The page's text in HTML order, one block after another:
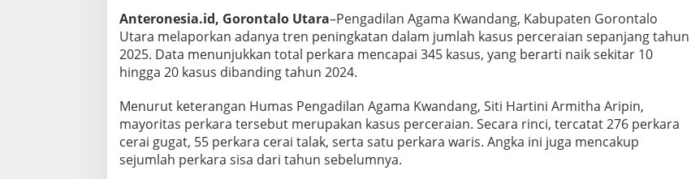
n
d
i
P
e
g
a
d
i
l
Anteronesia.id, Gorontalo Utara–Pengadilan Agama Kwandang, Kabupaten Gorontalo
Utara melaporkan adanya tren peningkatan dalam jumlah kasus perceraian sepanjang tahun
2025. Data menunjukkan total perkara mencapai 345 kasus, yang berarti naik sekitar 10
hingga 20 kasus dibanding tahun 2024.
Menurut keterangan Humas Pengadilan Agama Kwandang, Siti Hartini Armitha Aripin,
mayoritas perkara tersebut merupakan kasus perceraian. Secara rinci, tercatat 276 perkara
cerai gugat, 55 perkara cerai talak, serta satu perkara waris. Angka ini juga mencakup
sejumlah perkara sisa dari tahun sebelumnya.